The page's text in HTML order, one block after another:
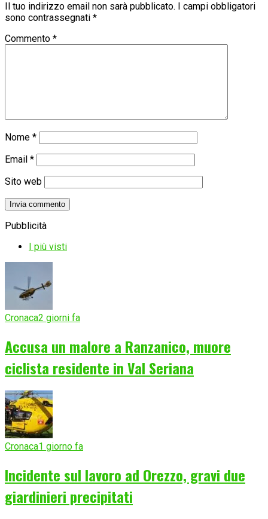
Il tuo indirizzo email non sarà pubblicato.
I campi obbligatori
sono contrassegnati *
Commento *
Nome *
Email *
Sito web
Pubblicità
I più visti
Cronaca2 giorni fa
Accusa un malore a Ranzanico, muore
ciclista residente in Val Seriana
Cronaca1 giorno fa
Incidente sul lavoro ad Orezzo, gravi due
giardinieri precipitati